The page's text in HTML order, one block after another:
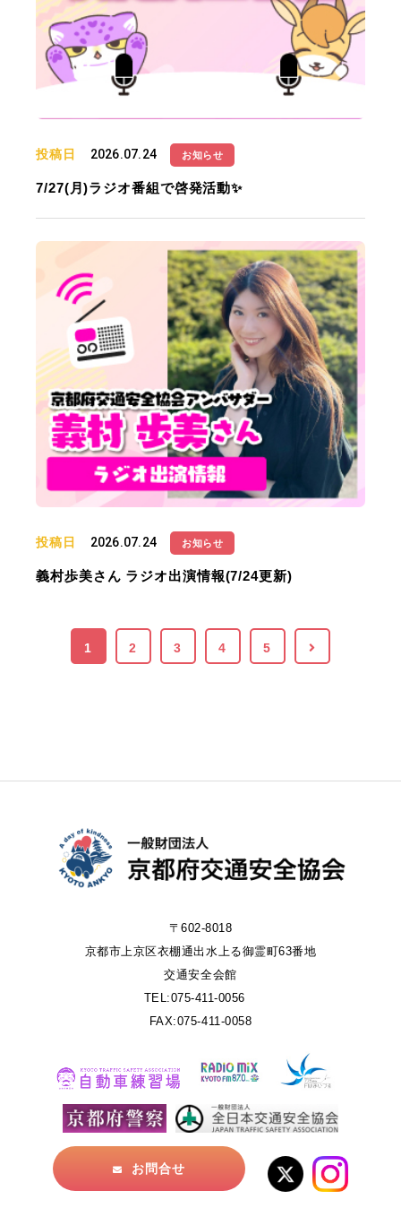
投稿日 2026.07.24 お知らせ
7/27(月)ラジオ番組で啓発活動✨
投稿日 2026.07.24 お知らせ
義村歩美さん ラジオ出演情報(7/24更新)
1 2 3 4 5
〒602-8018
京都市上京区衣棚通出水上る御霊町63番地
交通安全会館
TEL:075-411-0056
FAX:075-411-0058
お問合せ